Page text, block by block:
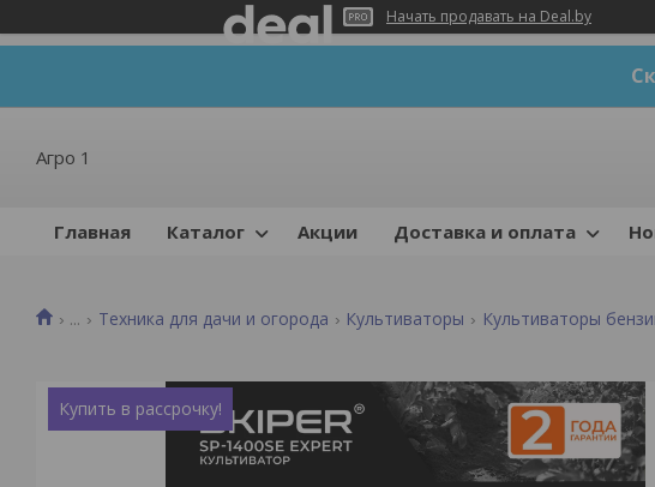
Начать продавать на Deal.by
Агро 1
Главная Каталог Акции Доставка и оплата
... Техника для дачи и огорода Культиваторы Культиваторы
Купить в рассрочку!